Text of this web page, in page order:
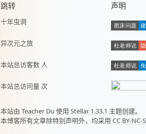
跳转
十年虫洞
异次元之旅
本站总访客数 人
本站总访问量次
声明
本站由 Teacher Du 使用 Stellar 1.33.1 主题创建。
本博客所有文章除特别声明外，均采用 CC BY-NC-